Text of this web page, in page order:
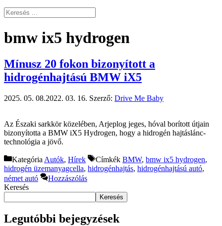
bmw ix5 hydrogen
Mínusz 20 fokon bizonyított a
hidrogénhajtású BMW iX5
2025. 05. 08.2022. 03. 16. Szerző: Drive Me Baby
Az Északi sarkkör közelében, Arjeplog jeges, hóval borított útjain
bizonyította a BMW iX5 Hydrogen, hogy a hidrogén hajtáslánc-
technológia a jövő.
Kategória Autók, Hírek Címkék BMW, bmw ix5 hydrogen,
hidrogén üzemanyagcella, hidrogénhajtás, hidrogénhajtású autó,
német autó
Hozzászólás
Keresés
Keresés
Legutóbbi bejegyzések